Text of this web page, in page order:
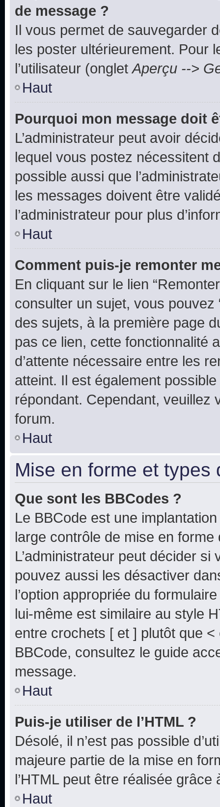
de message ?
Il vous permet de sauvegarder
les poster ultérieurement. Pour
l’utilisateur (ongletAperçu -->
Haut
Pourquoi mon message doit
L’administrateur peut avoir
lequel vous postez nécessitent
possible aussi que
les messages doivent être
l’administrateur pour plus
Haut
Comment puis-je remonter
En cliquant sur le lien
consulter un sujet, vous pouvez
des sujets, à la première page
pas ce lien, cette fonctionnalité
d’attente nécessaire entre les
atteint. Il est également
répondant. Cependant,
forum.
Haut
Mise en forme et types
Que sont les BBCodes ?
Le BBCode est une
large contrôle de mise en forme
L’administrateur peut décider
pouvez aussi les désactiver
l’option appropriée du
lui-même est similaire au style
entre crochets [ et ] plutôt que
BBCode, consultez le guide
message.
Haut
Puis-je utiliser de l’HTML ?
Désolé, il n’est pas possible
majeure partie de la mise en
l’HTML peut être réalisée grâce
Haut